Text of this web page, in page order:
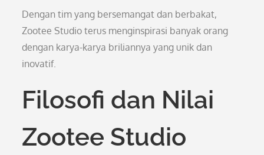
Dengan tim yang bersemangat dan berbakat,
Zootee Studio terus menginspirasi banyak orang
dengan karya-karya briliannya yang unik dan
inovatif.
Filosofi dan Nilai
Zootee Studio